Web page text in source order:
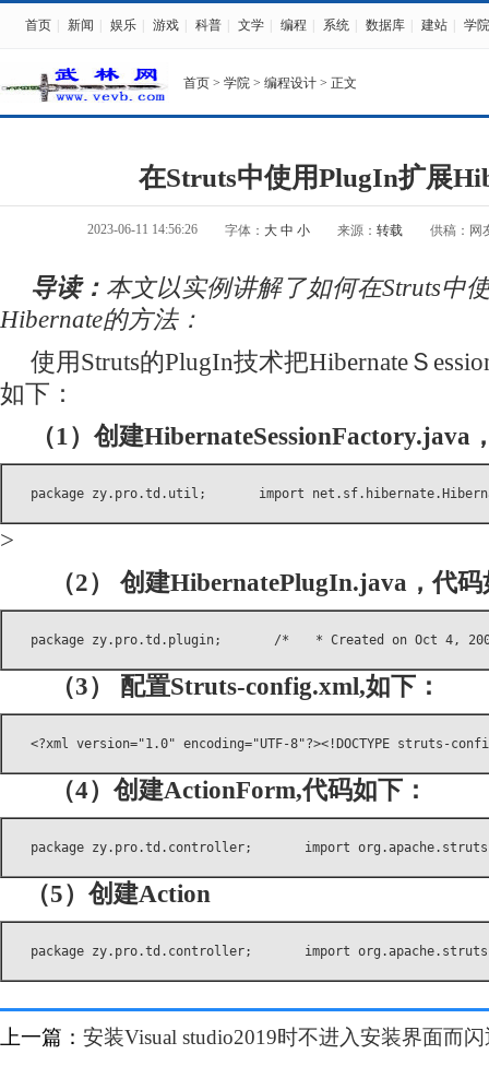
首页 新闻 娱乐 游戏 科普 文学 编程 系统 数据库 建站 学院
首页 > 学院 > 编程设计 > 正文
在Struts中使用PlugIn扩展
2023-06-11 14:56:26 字体： 大 中 小 来源： 转载 供稿：网
导读： 本文以实例讲解了如何在Struts中
Hibernate的方法：
使用Struts的PlugIn技术把HibernateＳ
如下：
（1）创建HibernateSessionFactory.java
package zy.pro.td.util;　　　　import
>
（2） 创建HibernatePlugIn.java，代
package zy.pro.td.plugin;　　　　/*　　* Created on Oct 4,
（3） 配置Struts-config.xml,如下：
<?xml version="1.0" encoding="UTF-8"?><!DOCTYPE struts-
（4）创建ActionForm,代码如下：
package zy.pro.td.controller;　　　　import
（5）创建Action
package zy.pro.td.controller;　　　　import
上一篇： 安装Visual studio2019时不进入安装界面而